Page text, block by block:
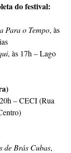
do festival:
Para o Tempo, às
, às 17h – Lago
– CECI (Rua
de Brás Cubas,